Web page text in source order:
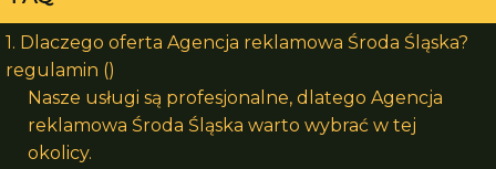
1. Dlaczego oferta Agencja reklamowa Środa Śląska?
regulamin ()
Nasze usługi są profesjonalne, dlatego Agencja
reklamowa Środa Śląska warto wybrać w tej
okolicy.